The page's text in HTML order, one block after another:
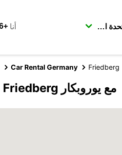
أنا
Car Rental Germany Friedberg
اكتشف Friedberg مع يوروبكار